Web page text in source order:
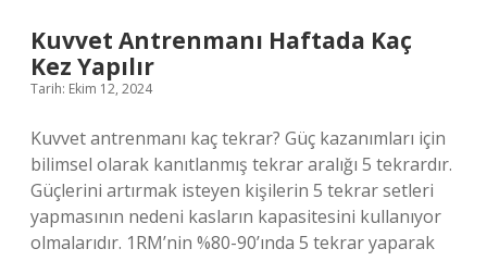
Kuvvet Antrenmanı Haftada Kaç
Kez Yapılır
Tarih: Ekim 12, 2024
Kuvvet antrenmanı kaç tekrar? Güç kazanımları için
bilimsel olarak kanıtlanmış tekrar aralığı 5 tekrardır.
Güçlerini artırmak isteyen kişilerin 5 tekrar setleri
yapmasının nedeni kasların kapasitesini kullanıyor
olmalarıdır. 1RM’nin %80-90’ında 5 tekrar yaparak